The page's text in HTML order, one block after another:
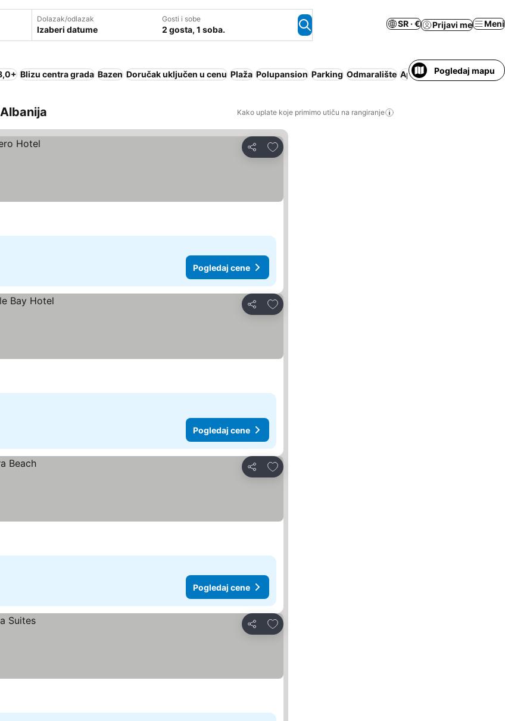
Dolazak/odlazak
Izaberi datume
Gosti i sobe
2 gosta, 1 soba.
SR · € Prijavi me Meni
Blizu centra grada Bazen Doručak uključen u cenu Plaža Polupansion Parking Odmaralište Apart hotel Wi-Fi Pun
Pogledaj mapu
Kako uplate koje primimo utiču na rangiranje
Deli
Dodati u favorite
Pogledaj cene
Deli
Dodati u favorite
Pogledaj cene
Deli
Dodati u favorite
Pogledaj cene
Deli
Dodati u favorite